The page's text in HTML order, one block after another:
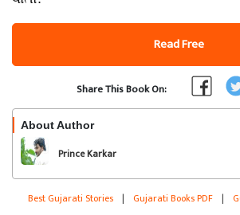
Read Free
Share This Book On:
About Author
Prince Karkar
Best Gujarati Stories | Gujarati Books PDF |